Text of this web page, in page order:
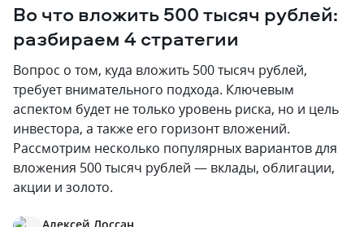
Во что вложить 500 тысяч рублей:
разбираем 4 стратегии
Вопрос о том‚ куда вложить 500 тысяч рублей‚
требует внимательного подхода. Ключевым
аспектом будет не только уровень риска‚ но и цель
инвестора‚ а также его горизонт вложений.
Рассмотрим несколько популярных вариантов для
вложения 500 тысяч рублей — вклады‚ облигации‚
акции и золото.